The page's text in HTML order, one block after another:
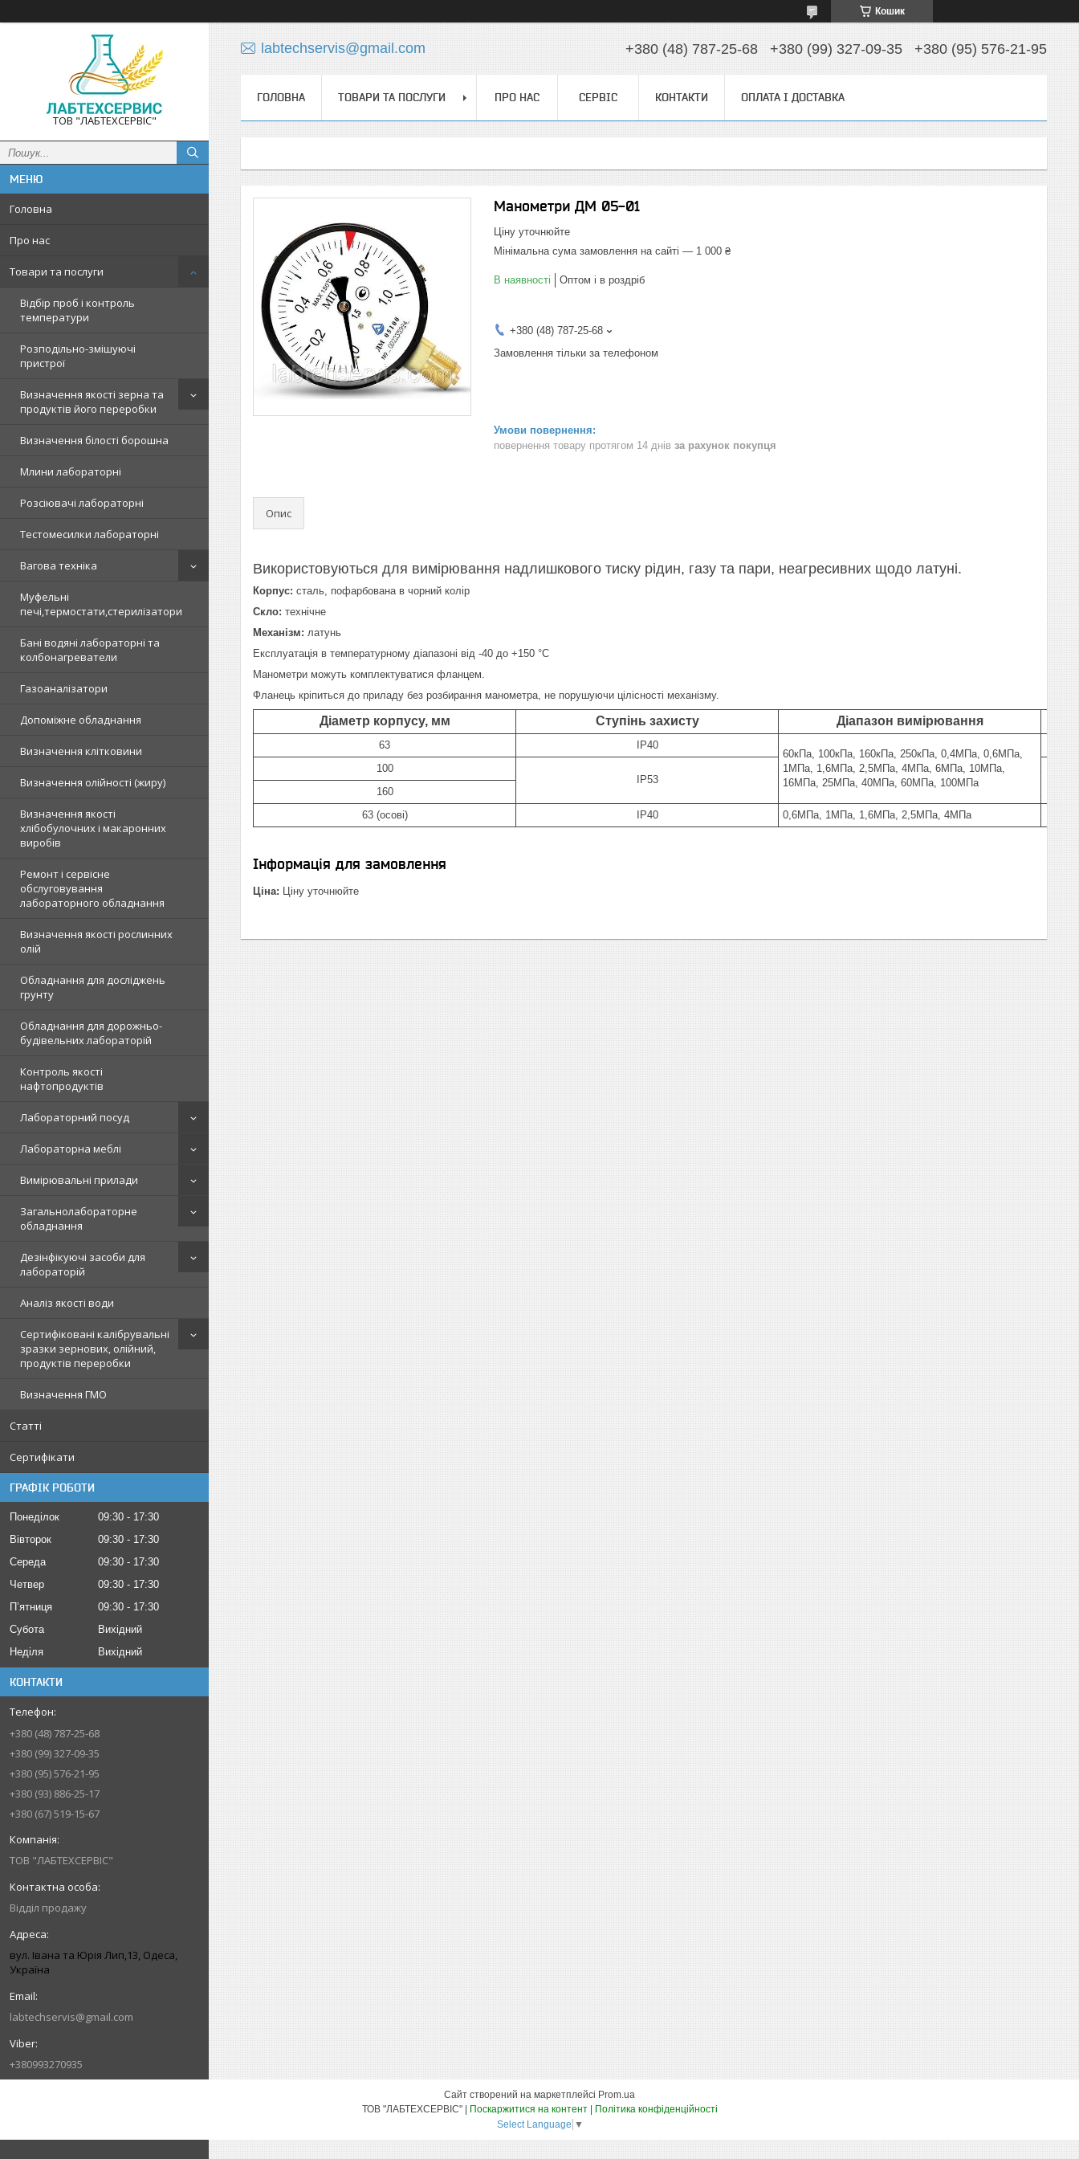
Кошик
ТОВ "ЛАБТЕХСЕРВІС"
Головна
Про нас
Товари та послуги
Відбір проб і контроль
температури
Розподільно-змішуючі
пристрої
Визначення якості зерна та
продуктів його переробки
Визначення білості борошна
Млини лабораторні
Розсіювачі лабораторні
Тестомесилки лабораторні
Вагова техніка
Муфельні
печі,термостати,стерилізатори
Бані водяні лабораторні та
колбонагреватели
Газоаналізатори
Допоміжне обладнання
Визначення клітковини
Визначення олійності (жиру)
Визначення якості
хлібобулочних і макаронних
виробів
Ремонт і сервісне
обслуговування
лабораторного обладнання
Визначення якості рослинних
олій
Обладнання для досліджень
грунту
Обладнання для дорожньо-
будівельних лабораторій
Контроль якості
нафтопродуктів
Лабораторний посуд
Лабораторна меблі
Вимірювальні прилади
Загальнолабораторне
обладнання
Дезінфікуючі засоби для
лабораторій
Аналіз якості води
Сертифіковані калібрувальні
зразки зернових, олійний,
продуктів переробки
Визначення ГМО
Статті
Сертифікати
ГРАФІК РОБОТИ
Понеділок 09:30
17:30
Вівторок
09:30
17:30
Середа
09:30
17:30
Четвер
09:30
17:30
Пʼятниця
09:30
17:30
Субота
Вихідний
Неділя
Вихідний
КОНТАКТИ
+380 (48) 787-25-68
+380 (99) 327-09-35
+380 (95) 576-21-95
+380 (93) 886-25-17
+380 (67) 519-15-67
ТОВ "ЛАБТЕХСЕРВІС"
Відділ продажу
вул. Івана та Юрія Лип,13, Одеса,
Україна
labtechservis@gmail.com
+380993270935
labtechservis@gmail.com +380 (48) 787-25-68 +380 (99) 327-09-35 +380 (95) 576-21-95
ГОЛОВНА ТОВАРИ ТА ПОСЛУГИ ПРО НАС СЕРВІС КОНТАКТИ ОПЛАТА І ДОСТАВКА
Манометри ДМ 05-01
Ціну уточнюйте
Мінімальна сума замовлення на сайті — 1 000 ₴
В наявності Оптом і в роздріб
+380 (48) 787-25-68
Замовлення тільки за телефоном
повернення товару протягом 14 днів за рахунок покупця
Опис
Використовуються для вимірювання надлишкового тиску рідин, газу та пари, неагресивних щодо латуні.
Корпус: сталь, пофарбована в чорний колір
Скло: технічне
Механізм: латунь
Експлуатація в температурному діапазоні від -40 до +150 °C
Манометри можуть комплектуватися фланцем.
Фланець кріпиться до приладу без розбирання манометра, не порушуючи цілісності механізму.
Діаметр корпусу, мм Ступінь захисту Діапазон вимірювання
63 IP40
60кПа, 100кПа, 160кПа, 250кПа, 0,4МПа, 0,6МПа,
1МПа, 1,6МПа, 2,5МПа, 4МПа, 6МПа, 10МПа,
16МПа, 25МПа, 40МПа, 60МПа, 100МПа
100
IP53
160
63 (осові)
IP40 0,6МПа, 1МПа, 1,6МПа, 2,5МПа, 4МПа
Інформація для замовлення
Ціна: Ціну уточнюйте
Сайт створений на маркетплейсі Prom.ua
Поскаржитися на контент
Політика конфіденційності
Select Language ▼